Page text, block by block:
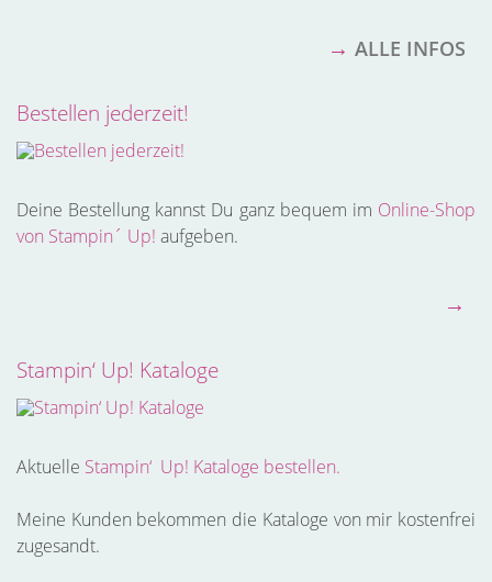
→ ALLE INFOS
Bestellen jederzeit!
Deine Bestellung kannst Du ganz bequem im Online-Shop
von Stampin´ Up! aufgeben.
→
Stampin‘ Up! Kataloge
Aktuelle Stampin‘ Up! Kataloge bestellen.
Meine Kunden bekommen die Kataloge von mir kostenfrei
zugesandt.